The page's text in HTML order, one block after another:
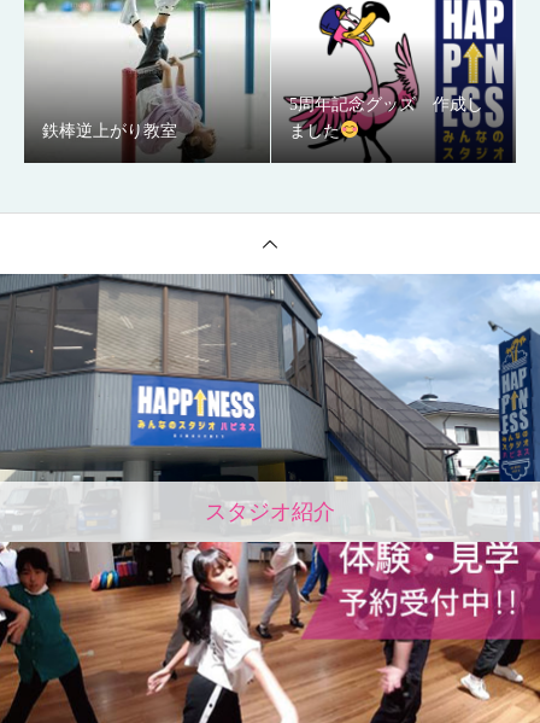
鉄棒逆上がり教室
5周年記念グッズ 作成し
ました
スタジオ紹介